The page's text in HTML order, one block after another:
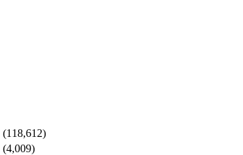
(118,612)
(4,009)